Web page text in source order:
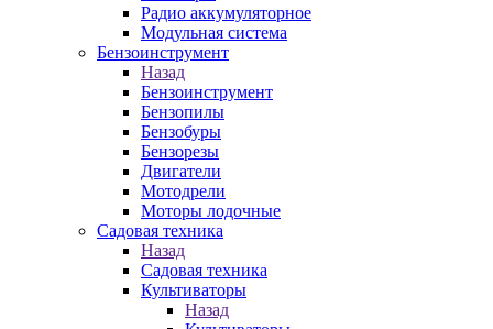
Радио аккумуляторное
Модульная система
Бензоинструмент
Назад
Бензоинструмент
Бензопилы
Бензобуры
Бензорезы
Двигатели
Мотодрели
Моторы лодочные
Садовая техника
Назад
Садовая техника
Культиваторы
Назад